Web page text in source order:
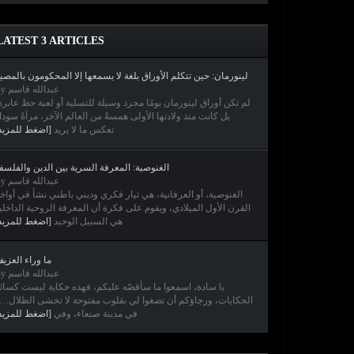
3 ARTICLES
لينورمان: حين تتكلم الأوراق بلغة لا يسمعها إلا المحكومون
By عبدالله قاسم
لم تكن أوراق لينورمان يومًا مجرد وسيلة للتسلية أو لعبة حظ
بل كانت منذ ولادتها الأولى همسةً من العالم الآخر، مرآةً
تعكس ما لا يريد [اضغط
الغنوصية: المعرفة السرية بين الدين
By عبدالله قاسم
الغنوصية، أو العرفانية، هي تيار فكري وديني باطني نشأ في
القرن الأول الميلادي، ويقوم على فكرة أن المعرفة الروحية
هي السبيل الوحيد [اضغط
ما وراء
By عبدالله قاسم
يا سادة، اسمعوا ما سأقصّه عليكم، فهذه حكاية ليست
الحكايات، ورجاؤكم أن تصغوا لي بقلوب مفتوحة لا تخشى الظلال…
في مدينة صنعاء، وفي [اضغط